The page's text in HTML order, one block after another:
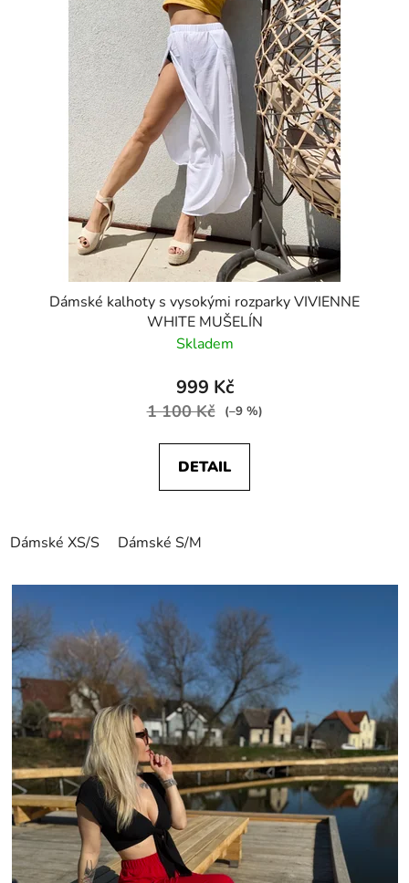
Dámské kalhoty s vysokými rozparky VIVIENNE
WHITE MUŠELÍN
Skladem
999 Kč
1 100 Kč (–9 %)
DETAIL
Dámské XS/S Dámské S/M